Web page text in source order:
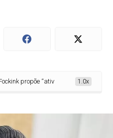
propõe “atividade delegada”
1.0x